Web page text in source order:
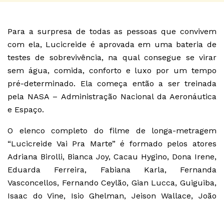
Para a surpresa de todas as pessoas que convivem
com ela, Lucicreide é aprovada em uma bateria de
testes de sobrevivência, na qual consegue se virar
sem água, comida, conforto e luxo por um tempo
pré-determinado. Ela começa então a ser treinada
pela NASA – Administração Nacional da Aeronáutica
e Espaço.
O elenco completo do filme de longa-metragem
“Lucicreide Vai Pra Marte” é formado pelos atores
Adriana Birolli, Bianca Joy, Cacau Hygino, Dona Irene,
Eduarda Ferreira, Fabiana Karla, Fernanda
Vasconcellos, Fernando Ceylão, Gian Lucca, Guiguiba,
Isaac do Vine, Isio Ghelman, Jeison Wallace, João